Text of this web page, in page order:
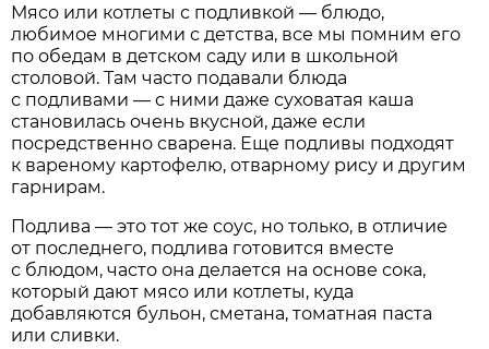
Мясо или котлеты с подливкой — блюдо,
любимое многими с детства, все мы помним его
по обедам в детском саду или в школьной
столовой. Там часто подавали блюда
с подливами — с ними даже суховатая каша
становилась очень вкусной, даже если
посредственно сварена. Еще подливы подходят
к вареному картофелю, отварному рису и другим
гарнирам.
Подлива — это тот же соус, но только, в отличие
от последнего, подлива готовится вместе
с блюдом, часто она делается на основе сока,
который дают мясо или котлеты, куда
добавляются бульон, сметана, томатная паста
или сливки.